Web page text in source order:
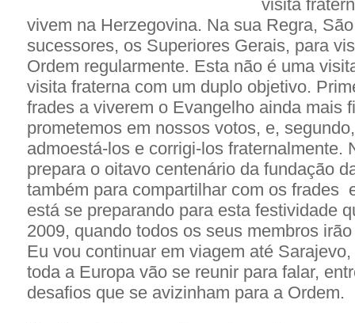
visita
vivem na Herzegovina. Na sua Regra,
sucessores, os Superiores Gerais, para
Ordem regularmente. Esta não é uma
visita fraterna com um duplo objetivo.
frades a viverem o Evangelho ainda mais
prometemos em nossos votos, e,
admoestá-los e corrigi-los fraternalmente.
prepara o oitavo centenário da fundação
também para compartilhar com os frades
está se preparando para esta festividade
2009, quando todos os seus membros
Eu vou continuar em viagem até
toda a Europa vão se reunir para falar,
desafios que se avizinham para a Ordem.